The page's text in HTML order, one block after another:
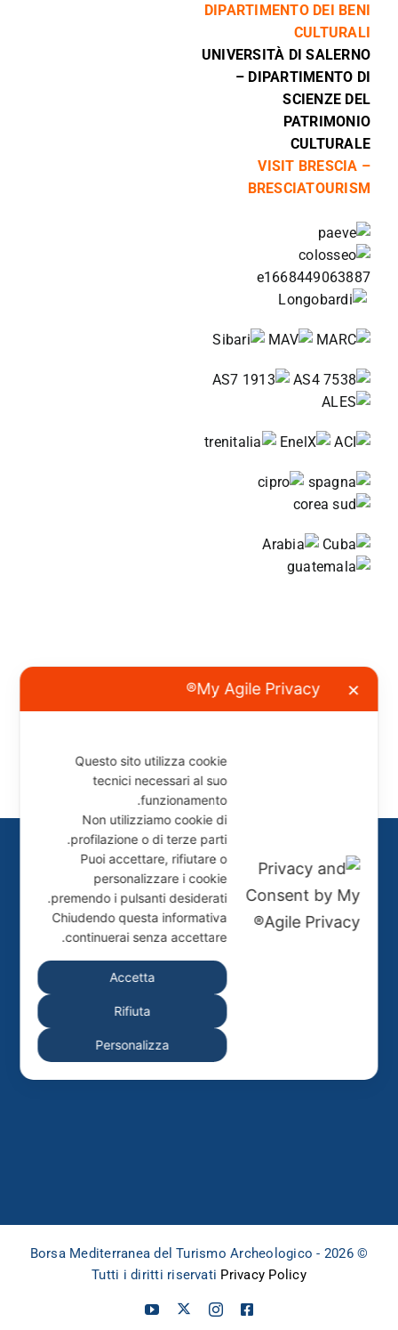
DIPARTIMENTO DEI BENI
CULTURALI
UNIVERSITÀ DI SALERNO
– DIPARTIMENTO DI
SCIENZE DEL
PATRIMONIO
CULTURALE
VISIT BRESCIA –
BRESCIATOURISM
Planimetry
Leader srl
Via Roma, 226 - 84121 Salerno IT
tel. +39 089 253170
www.leaderonline.it
© 2026 Borsa Mediterranea del Turismo Archeologico -
Tutti i diritti riservati Privacy Policy
F
I
Y
My Agile Privacy® ✕
Questo sito utilizza cookie
tecnici necessari al suo
funzionamento.
Non utilizziamo cookie di
profilazione o di terze parti.
Puoi accettare, rifiutare o
personalizzare i cookie
premendo i pulsanti desiderati.
Chiudendo questa informativa
continuerai senza accettare.
Accetta
Rifiuta
Personalizza